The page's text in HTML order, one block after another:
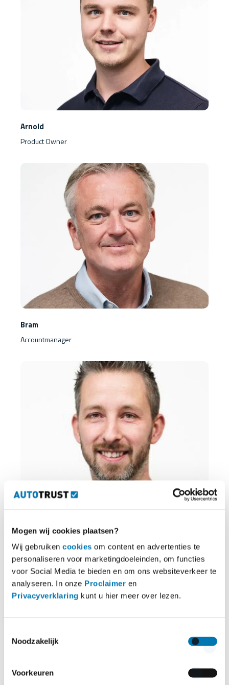
Mogen wij cookies plaatsen?
Wij gebruiken cookies om content en advertenties te
personaliseren voor marketingdoeleinden, om functies
voor Social Media te bieden en om ons websiteverkeer te
analyseren. In onze Proclaimer en
Privacyverklaring kunt u hier meer over lezen.
Noodzakelijk
Voorkeuren
Arnold
Product Owner
Bram
Accountmanager
Financial Controller